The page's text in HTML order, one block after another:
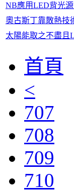
NB應用LED背光
奧古斯丁靠散熱技
太陽能取之不盡且
首頁
<
707
708
709
710